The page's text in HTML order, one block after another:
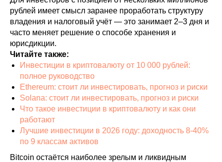
рублей имеет смысл заранее проработать структуру
владения и налоговый учёт — это занимает 2–3 дня и
часто меняет решение о способе хранения и
юрисдикции.
Читайте также:
Инвестиции в криптовалюту от 10 000 рублей:
полное руководство
Ethereum: стоит ли инвестировать, прогноз и риски
Solana: стоит ли инвестировать, прогноз и риски
Что такое инвестиции в криптовалюту и как они
работают
Лучшие инвестиции в 2026 году: доходность 8-40%
по 9 классам активов
Bitcoin остаётся наиболее зрелым и ликвидным